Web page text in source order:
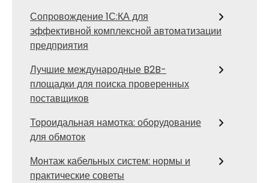
Сопровождение 1С:КА для
эффективной комплексной автоматизации
предприятия
Лучшие международные B2B-
площадки для поиска проверенных
поставщиков
Тороидальная намотка: оборудование
для обмоток
Монтаж кабельных систем: нормы и
практические советы